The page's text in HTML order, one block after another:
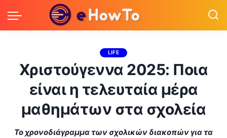
LIFE
Χριστούγεννα 2025: Ποια
είναι η τελευταία μέρα
μαθημάτων στα σχολεία
Το χρονοδιάγραμμα των σχολικών διακοπών για τα